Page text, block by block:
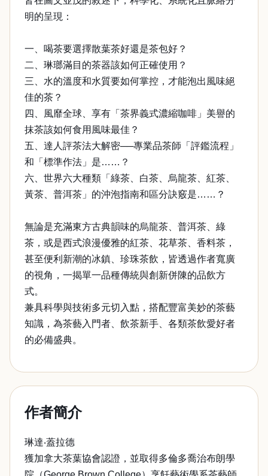
明的呈現：
一、喝茶要選擇散葉茶好還是茶包好？
二、琳瑯滿目的茶器該如何正確使用？
三、水的溫度和水質要如何掌控，才能泡出風味絕
佳的茶？
四、風靡全球、享有「茶界義式濃縮咖啡」美譽的
抹茶該如何食用風味最佳？
五、達人評茶法大解密──專業品茶師「評鑑流程」
和「標準作法」是……？
六、世界六大種類「綠茶、白茶、烏龍茶、紅茶、
黃茶、普洱茶」的沖泡指南和區分訣竅是……？
無論是充滿東方古典韻味的烏龍茶、普洱茶、綠
茶，或是西式浪漫優雅的紅茶、花草茶、香料茶，
甚至便利新潮的冰鎮、珍珠茶飲，皆透過作者寬廣
的視角，一揭單一品種傳統與創新併陳的品飲方
式。
兼具科學與技術多元切入點，搭配豐富美妙的茶藝
知識，為茶藝入門者、飲茶新手、各類茶飲愛好者
的必備盛典。
作者簡介
琳達‧蓋拉德
獲加拿大茶葉協會認證，並取得多倫多喬治布朗學